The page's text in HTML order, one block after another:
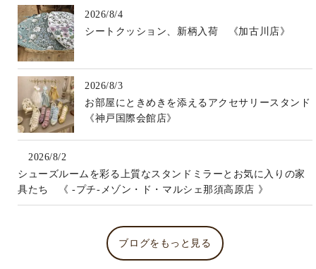
2026/8/4
シートクッション、新柄入荷 《加古川店》
2026/8/3
お部屋にときめきを添えるアクセサリースタンド
《神戸国際会館店》
2026/8/2
シューズルームを彩る上質なスタンドミラーとお気に入りの家
具たち 《 -プチ-メゾン・ド・マルシェ那須高原店 》
ブログをもっと見る